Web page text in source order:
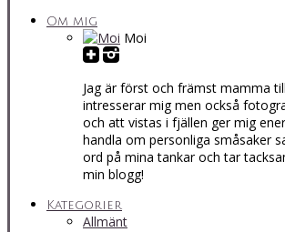
Om mig
Moi
Jag är först och främst mamma
intresserar mig men också
och att vistas i fjällen ger mig
handla om personliga småsaker
ord på mina tankar och tar
min blogg!
Kategorier
Allmänt